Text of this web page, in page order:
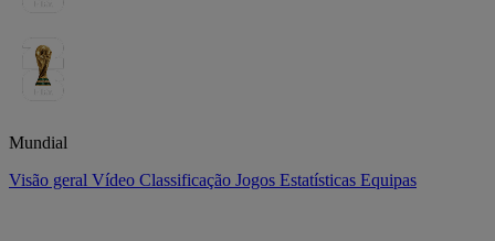
Mundial
Visão geral Vídeo Classificação Jogos Estatísticas Equipas